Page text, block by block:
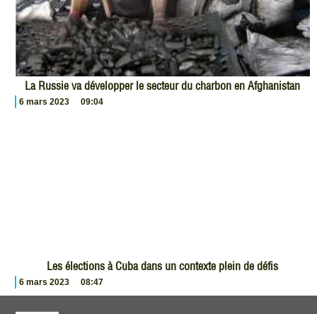
La Russie va développer le secteur du charbon en Afghanistan
6 mars 2023 09:04
Les élections à Cuba dans un contexte plein de défis
6 mars 2023 08:47